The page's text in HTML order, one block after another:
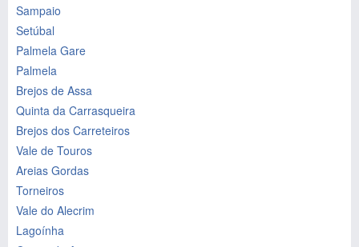
Sampaio
Setúbal
Palmela Gare
Palmela
Brejos de Assa
Quinta da Carrasqueira
Brejos dos Carreteiros
Vale de Touros
Areias Gordas
Torneiros
Vale do Alecrim
Lagoínha